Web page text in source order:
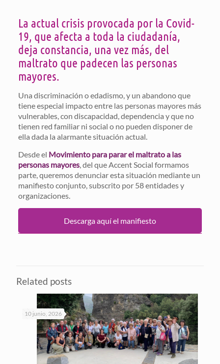
La actual crisis provocada por la Covid-
19, que afecta a toda la ciudadanía,
deja constancia, una vez más, del
maltrato que padecen las personas
mayores.
Una discriminación o edadismo, y un abandono que
tiene especial impacto entre las personas mayores más
vulnerables, con discapacidad, dependencia y que no
tienen red familiar ni social o no pueden disponer de
ella dada la alarmante situación actual.
Desde el Movimiento para parar el maltrato a las
personas mayores, del que Accent Social formamos
parte, queremos denunciar esta situación mediante un
manifiesto conjunto, subscrito por 58 entidades y
organizaciones.
Descarga aquí el manifiesto
Related posts
10 junio, 2026